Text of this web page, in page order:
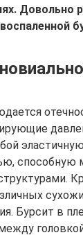
Довольно
Бурсит в